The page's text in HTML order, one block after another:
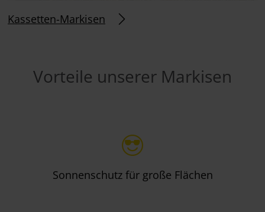
Kassetten-Markisen
Vorteile unserer Markisen
Sonnenschutz für große Flächen